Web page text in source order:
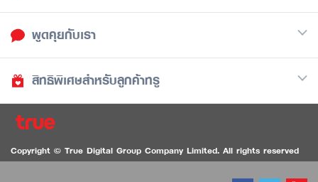
รวมของฟรี
ดูสิทธิประโยชน์ที่เก็บไว้
เป็นพันธมิตรร้านค้ากับทรูยู (True Smart Merchant)
ดาวน์โหลดแอปทรูยูiOS / Android
มือถือ
อินเตอร์เน็ต
พูดคุยกับเรา
Call Center
1236 ลูกค้าทรูแบล็ค
ติดต่อเรา
สิทธิพิเศษสำหรับลูกค้าทรู
ทรูการ์ด
ทรูพอยท์
Copyright © True Digital Group Company Limited. All rights reserved